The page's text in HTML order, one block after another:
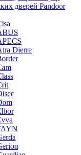
дверей Pandoor
Dierre